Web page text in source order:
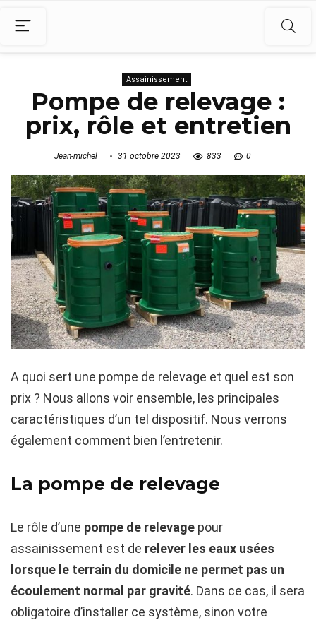
Assainissement
Pompe de relevage :
prix, rôle et entretien
Jean-michel 31 octobre 2023 833 0
A quoi sert une pompe de relevage et quel est son
prix ? Nous allons voir ensemble, les principales
caractéristiques d’un tel dispositif. Nous verrons
également comment bien l’entretenir.
La pompe de relevage
Le rôle d’une pompe de relevage pour
assainissement est de relever les eaux usées
lorsque le terrain du domicile ne permet pas un
écoulement normal par gravité. Dans ce cas, il sera
obligatoire d’installer ce système, sinon votre